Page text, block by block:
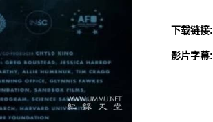
下载链接:
影片字幕: